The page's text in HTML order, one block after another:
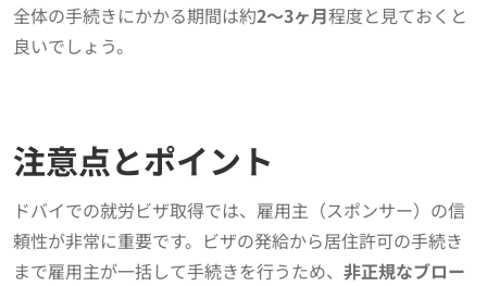
全体の手続きにかかる期間は約2〜3ヶ月程度と見ておくと
良いでしょう。
注意点とポイント
ドバイでの就労ビザ取得では、雇用主（スポンサー）の信
頼性が非常に重要です。ビザの発給から居住許可の手続き
まで雇用主が一括して手続きを行うため、 非正規なブロー